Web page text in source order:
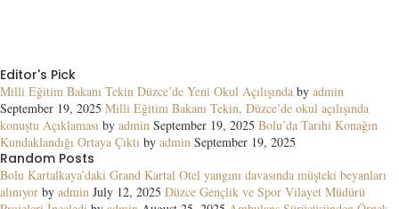
Editor's Pick
Milli Eğitim Bakanı Tekin Düzce’de Yeni Okul Açılışında by admin
September 19, 2025 Milli Eğitim Bakanı Tekin, Düzce’de okul açılışında
konuştu Açıklaması by admin September 19, 2025 Bolu’da Tarihi Konağın
Kundaklandığı Ortaya Çıktı by admin September 19, 2025
Random Posts
Bolu Kartalkaya’daki Grand Kartal Otel yangını davasında müşteki beyanları
alınıyor by admin July 12, 2025 Düzce Gençlik ve Spor Vilayet Müdürü